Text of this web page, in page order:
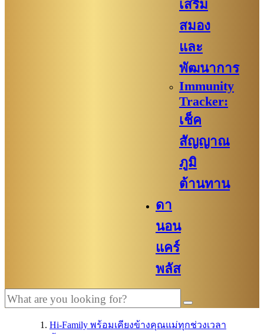
เสริม
สมอง
และ
พัฒนาการ
Immunity
Tracker:
เช็ค
สัญญาณ
ภูมิ
ต้านทาน
ดา
นอน
แคร์
พลัส
Hi-Family พร้อมเคียงข้างคุณแม่ทุกช่วงเวลา